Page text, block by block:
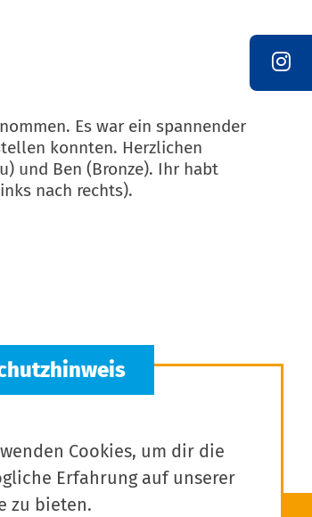
Es war ein spannender
konnten. Herzlichen
und Ben (Bronze). Ihr habt
nach rechts).
Cookies, um dir die
Erfahrung auf unserer
zu bieten.